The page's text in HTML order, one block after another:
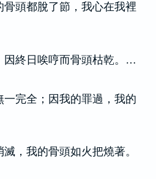
頭都脫了節，我心在我裡
因終日唉哼而骨頭枯乾。…
一完全；因我的罪過，我的
，我的骨頭如火把燒著。